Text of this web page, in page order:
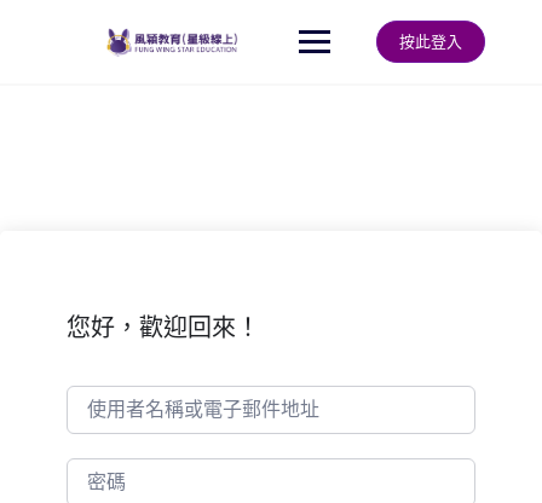
按此登入
您好，歡迎回來！